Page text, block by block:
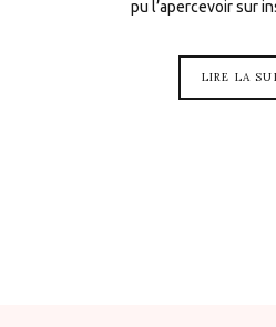
pu l’apercevoir sur
LIRE LA